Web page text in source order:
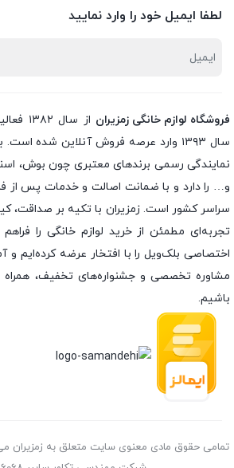
لطفا ایمیل خود را وارد نمایید
فروشگاه لوازم خانگی زمزیران
از
سال ۱۳۹۳ وارد عرصه فروش آنلاین شده
نمایندگی رسمی برندهای معتبری چون بوش،
و… را دارد و با ضمانت اصالت و خدمات پس
سراسر کشور است. زمزیران با تکیه بر صداقت،
تجربه‌ای مطمئن از خرید لوازم خانگی را
اختصاصی بلک‌ویل را با افتخار عرضه کرده‌ایم و
مشاوره تخصصی و جشنواره‌های تخفیف، همراه
باشیم.
تمامی حقوق مادی معنوی سایت متعلق به زمزیران